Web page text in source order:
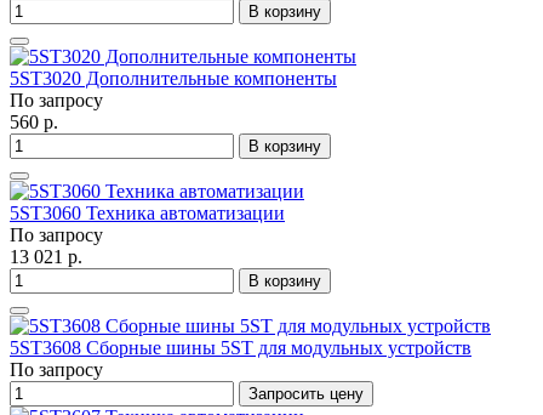
В корзину
5ST3020 Дополнительные компоненты
По запросу
560 р.
В корзину
5ST3060 Техника автоматизации
По запросу
13 021 р.
В корзину
5ST3608 Сборные шины 5ST для модульных устройств
По запросу
Запросить цену